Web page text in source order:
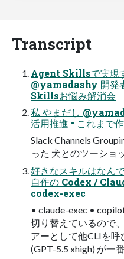
Transcript
Agent Skillsで実現
@yamadashy 開発
Skillsお悩み解消会
私 やまだし
活用推進 • これまで
Slack Channels
った 犬とのツーショ
好きなスキルはなん
自作の Codex /
codex-exec
• claude-exec •
切り替えているので
アーとして他CLIを
(GPT-5.5 xhigh) が一